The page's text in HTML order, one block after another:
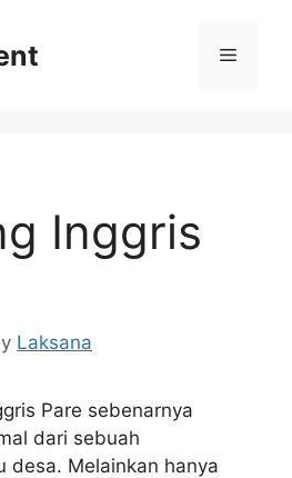
Menu
Inggris
Laksana
Pare sebenarnya
dari sebuah
desa. Melainkan hanya